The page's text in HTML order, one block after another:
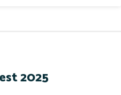
2025